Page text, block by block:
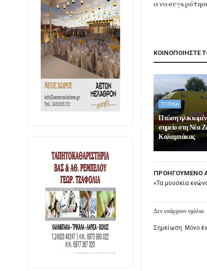
ΚΟΙΝΟΠΟΙΗΣΤΕ
ΤΟΠΙΚΑ
Πτώση
σημείο στη Νέα
Καλαμπάκας
ΠΡΟΗΓΟΥΜΕΝΟ
«Τα μουσεία
Δεν υπάρχουν σχόλια
Σημείωση: Μόνο